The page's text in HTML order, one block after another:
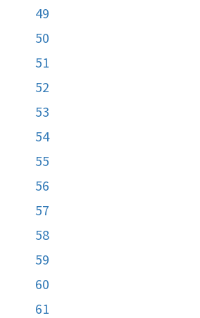
49
50
51
52
53
54
55
56
57
58
59
60
61